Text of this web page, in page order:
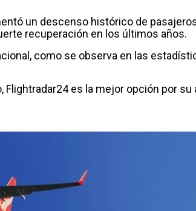
un descenso histórico de
recuperación en los últimos años.
como se observa en las
es la mejor opción por